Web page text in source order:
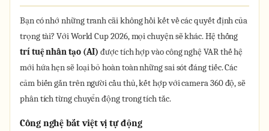
Bạn có nhớ những tranh cãi không hồi kết về các quyết định của
trọng tài? Với World Cup 2026, mọi chuyện sẽ khác. Hệ thống
trí tuệ nhân tạo (AI) được tích hợp vào công nghệ VAR thế hệ
mới hứa hẹn sẽ loại bỏ hoàn toàn những sai sót đáng tiếc. Các
cảm biến gắn trên người cầu thủ, kết hợp với camera 360 độ, sẽ
phân tích từng chuyển động trong tích tắc.
Công nghệ bắt việt vị tự động